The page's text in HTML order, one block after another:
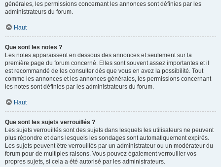
générales, les permissions concernant les annonces sont définies par les
administrateurs du forum.
Haut
Que sont les notes ?
Les notes apparaissent en dessous des annonces et seulement sur la
première page du forum concerné. Elles sont souvent assez importantes et il
est recommandé de les consulter dès que vous en avez la possibilité. Tout
comme les annonces et les annonces générales, les permissions concernant
les notes sont définies par les administrateurs du forum.
Haut
Que sont les sujets verrouillés ?
Les sujets verrouillés sont des sujets dans lesquels les utilisateurs ne peuvent
plus répondre et dans lesquels les sondages sont automatiquement expirés.
Les sujets peuvent être verrouillés par un administrateur ou un modérateur du
forum pour de multiples raisons. Vous pouvez également verrouiller vos
propres sujets, si cela a été autorisé par les administrateurs.